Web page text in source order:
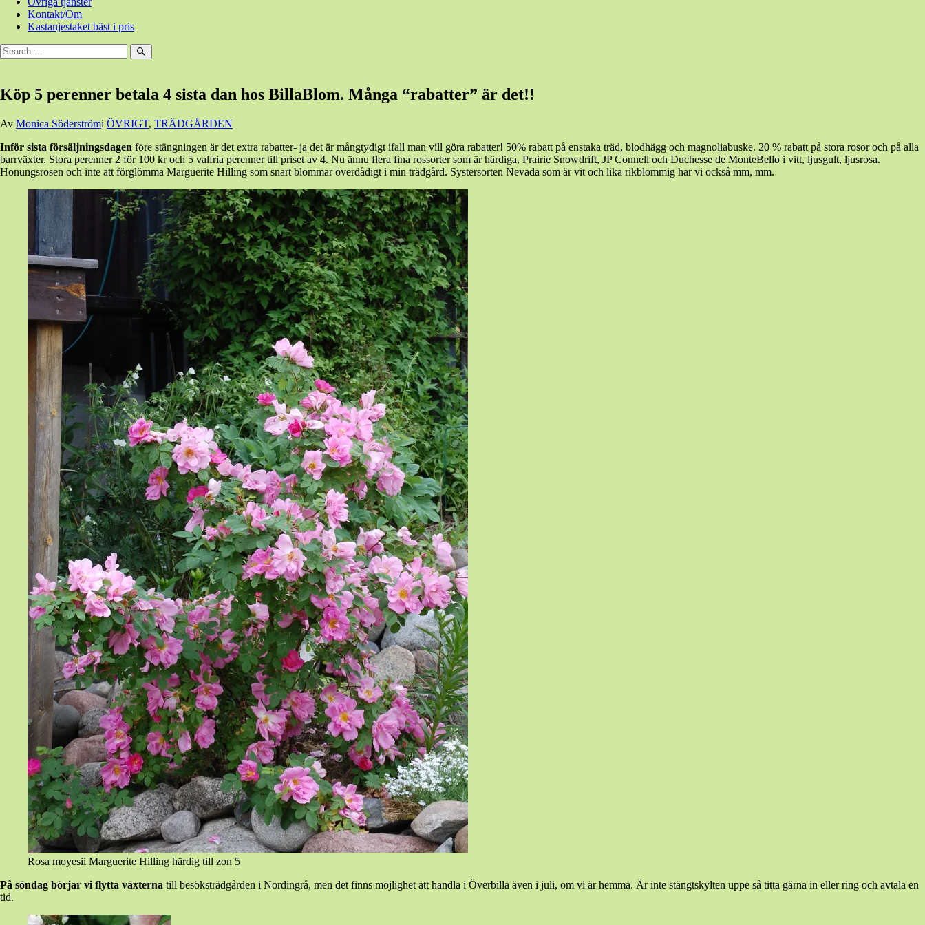
Kontakt/Om
Kastanjestaket bäst i pris
Sök
efter:
Sök
Köp 5 perenner betala 4 sista dan hos BillaBlom. Många “rabatter” är det!!
Den
juni,
201427
juni,
Av Monica Söderströmi ÖVRIGT, TRÄDGÅRDEN
Inför sista försäljningsdagen före stängningen är det extra rabatter- ja det är mångtydigt ifall man vill göra rabatter! 50% rabatt på enstaka träd, blodhägg och magnoliabuske. 20 % rabatt på stora rosor och på alla
barrväxter. Stora perenner 2 för 100 kr och 5 valfria perenner till priset av 4. Nu ännu flera fina rossorter som är härdiga, Prairie Snowdrift, JP Connell och Duchesse de MonteBello i vitt, ljusgult, ljusrosa.
Honungsrosen och inte att förglömma Marguerite Hilling som snart blommar överdådigt i min trädgård. Systersorten Nevada som är vit och lika rikblommig har vi också mm, mm.
Rosa moyesii Marguerite Hilling härdig till zon 5
På söndag börjar vi flytta växterna till besöksträdgården i Nordingrå, men det finns möjlighet att handla i Överbilla även i juli, om vi är hemma. Är inte stängtskylten uppe så titta gärna in eller ring och avtala en
tid.